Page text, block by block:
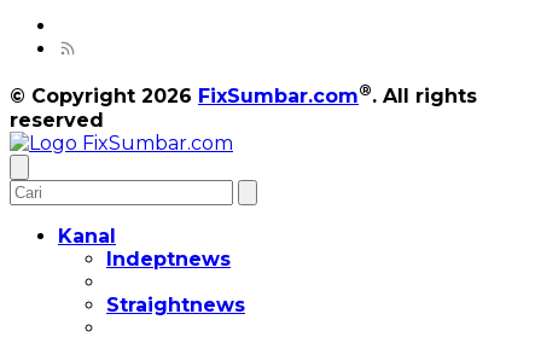
© Copyright 2026 FixSumbar.com®. All rights
reserved
Kanal
Indeptnews
Straightnews